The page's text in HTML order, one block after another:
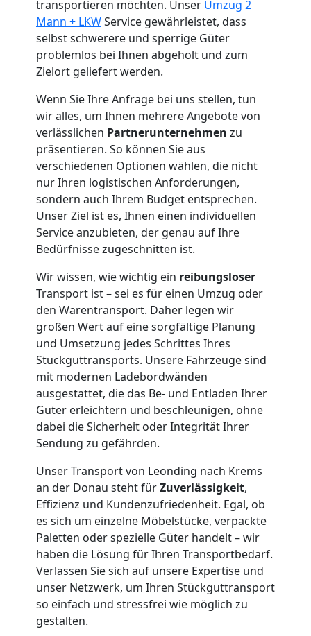
transportieren möchten. Unser Umzug 2
Mann + LKWService gewährleistet, dass
selbst schwerere und sperrige Güter
problemlos bei Ihnen abgeholt und zum
Zielort geliefert werden.
Wenn Sie Ihre Anfrage bei uns stellen, tun
wir alles, um Ihnen mehrere Angebote von
verlässlichen Partnerunternehmen zu
präsentieren. So können Sie aus
verschiedenen Optionen wählen, die nicht
nur Ihren logistischen Anforderungen,
sondern auch Ihrem Budget entsprechen.
Unser Ziel ist es, Ihnen einen individuellen
Service anzubieten, der genau auf Ihre
Bedürfnisse zugeschnitten ist.
Wir wissen, wie wichtig ein reibungsloser
Transport ist – sei es für einen Umzug oder
den Warentransport. Daher legen wir
großen Wert auf eine sorgfältige Planung
und Umsetzung jedes Schrittes Ihres
Stückguttransports. Unsere Fahrzeuge sind
mit modernen Ladebordwänden
ausgestattet, die das Be- und Entladen Ihrer
Güter erleichtern und beschleunigen, ohne
dabei die Sicherheit oder Integrität Ihrer
Sendung zu gefährden.
Unser Transport von Leonding nach Krems
an der Donau steht fürZuverlässigkeit,
Effizienz und Kundenzufriedenheit. Egal, ob
es sich um einzelne Möbelstücke, verpackte
Paletten oder spezielle Güter handelt – wir
haben die Lösung für Ihren Transportbedarf.
Verlassen Sie sich auf unsere Expertise und
unser Netzwerk, um Ihren Stückguttransport
so einfach und stressfrei wie möglich zu
gestalten.
Leonding
Umzug
und
Lagerung
Leonding
Full-
Service-
Umzug
Leonding
Qualitäts-
Umzüge
Leonding
Vereinsumzug
Leonding
Anfrage